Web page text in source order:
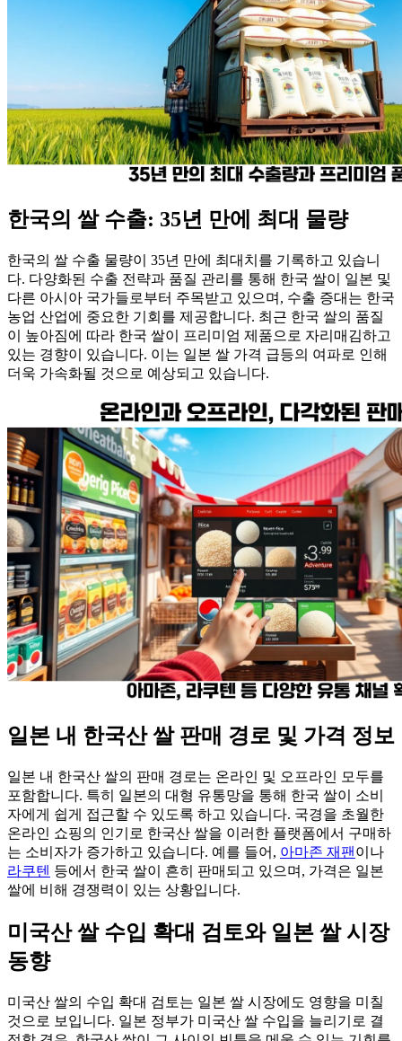
한국의 쌀 수출: 35년 만에 최대 물량
한국의 쌀 수출 물량이 35년 만에 최대치를 기록하고 있습니
다. 다양화된 수출 전략과 품질 관리를 통해 한국 쌀이 일본 및
다른 아시아 국가들로부터 주목받고 있으며, 수출 증대는 한국
농업 산업에 중요한 기회를 제공합니다. 최근 한국 쌀의 품질
이 높아짐에 따라 한국 쌀이 프리미엄 제품으로 자리매김하고
있는 경향이 있습니다. 이는 일본 쌀 가격 급등의 여파로 인해
더욱 가속화될 것으로 예상되고 있습니다.
일본 내 한국산 쌀 판매 경로 및 가격 정보
일본 내 한국산 쌀의 판매 경로는 온라인 및 오프라인 모두를
포함합니다. 특히 일본의 대형 유통망을 통해 한국 쌀이 소비
자에게 쉽게 접근할 수 있도록 하고 있습니다. 국경을 초월한
온라인 쇼핑의 인기로 한국산 쌀을 이러한 플랫폼에서 구매하
는 소비자가 증가하고 있습니다. 예를 들어, 아마존 재팬 이나
라쿠텐 등에서 한국 쌀이 흔히 판매되고 있으며, 가격은 일본
쌀에 비해 경쟁력이 있는 상황입니다.
미국산 쌀 수입 확대 검토와 일본 쌀 시장
동향
미국산 쌀의 수입 확대 검토는 일본 쌀 시장에도 영향을 미칠
것으로 보입니다. 일본 정부가 미국산 쌀 수입을 늘리기로 결